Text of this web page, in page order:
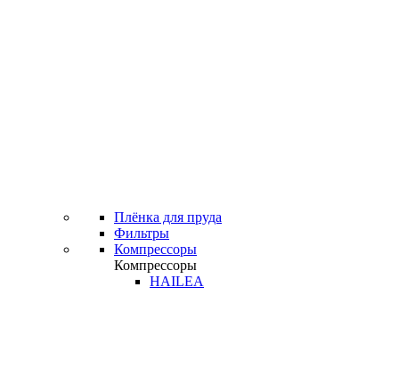
Плёнка для пруда
Фильтры
Компрессоры
Компрессоры
HAILEA